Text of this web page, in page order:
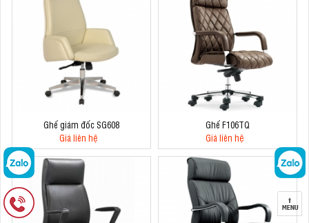
Ghế giám đốc SG608
Giá liên hệ
Ghế F106TQ
Giá liên hệ